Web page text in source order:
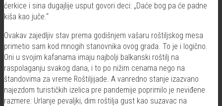
ćerkice i sina dugajlije usput govori deci: „Daće bog pa će padne
kiša kao juče.“
Ovakav zajedljiv stav prema godišnjem vašaru roštiljskog mesa
primetio sam kod mnogih stanovnika ovog grada. To je i logično.
Oni u svojim kafanama imaju najbolji balkanski roštilj na
raspolaganju svakog dana, i to po nižim cenama nego na
štandovima za vreme Roštiljijade. A vanredno stanje izazvano
najezdom turističkih izelica pre pandemije poprimilo je neviđene
razmere: Urlanje pevaljki, dim roštilja gust kao suzavac na